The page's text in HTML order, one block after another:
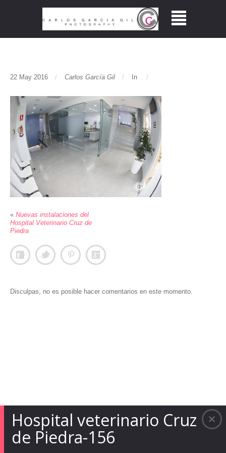
Hospital veterinario Cruz
de Piedra-156
22 May 2016 Carlos García Gil In
« Nuevas instalaciones del
Hospital Veterinario Cruz de
Piedra
Disculpas, no es posible hacer comentarios en este momento.